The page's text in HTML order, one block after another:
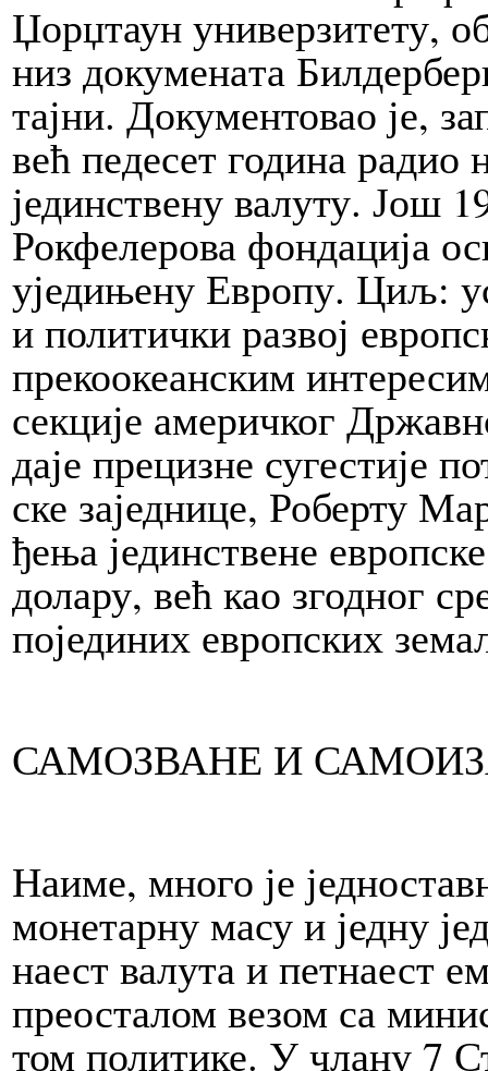
Џорџтаун универзит­ету,
низ до­ку­ме­на­та
тајни. До­ку­мен­то­вао је,
већ пе­де­сет година радио
јединствену ва­лу­ту. Још
Рокфелерова фондација
уједињену Европу. Циљ:
и политички развој
прекоо­кеанским
секције америчког
да­је прецизне сугестије
ске заједнице, Роберту
ђе­ња јединствене
долару, већ као згод­ног
појединих европских
СА­МО­ЗВА­НЕ И
Наиме, мно­го је
монетарну ма­су и јед­ну
на­ест ва­лу­та и пет­на­ест
преосталом ве­зом са
том политике. У чла­ну 7